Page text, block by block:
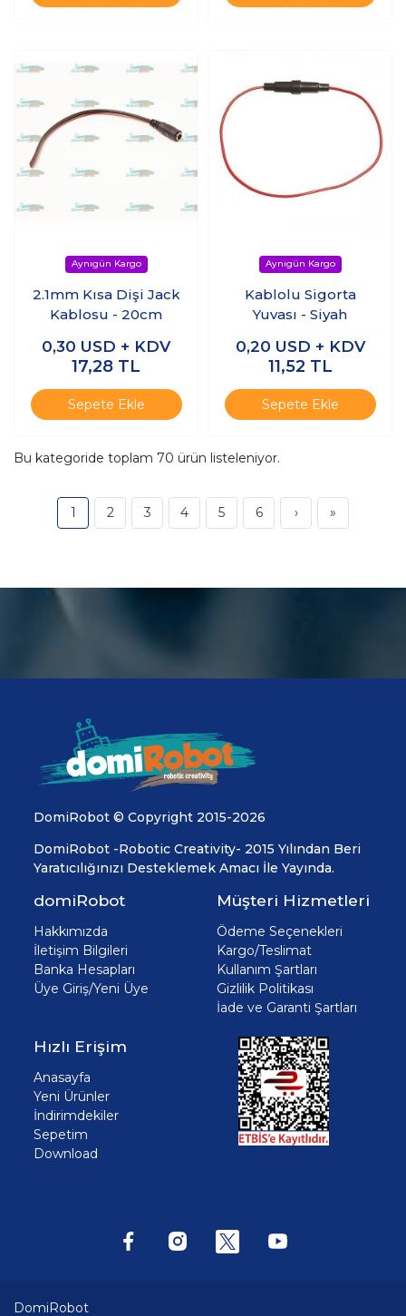
2.1mm Kısa Dişi Jack
Kablosu - 20cm
0,30 USD + KDV
17,28 TL
Sepete Ekle
Kablolu Sigorta
Yuvası - Siyah
0,20 USD + KDV
11,52 TL
Sepete Ekle
Bu kategoride toplam 70 ürün listeleniyor.
1 2 3 4 5 6 › »
DomiRobot © Copyright 2015-2026
DomiRobot -Robotic Creativity- 2015 Yılından Beri
Yaratıcılığınızı Desteklemek Amacı İle Yayında.
domiRobot
Hakkımızda
İletişim Bilgileri
Banka Hesapları
Üye Giriş/Yeni Üye
Müşteri Hizmetleri
Ödeme Seçenekleri
Kargo/Teslimat
Kullanım Şartları
Gizlilik Politikası
İade ve Garanti Şartları
Hızlı Erişim
Anasayfa
Yeni Ürünler
İndirimdekiler
Sepetim
Download
DomiRobot